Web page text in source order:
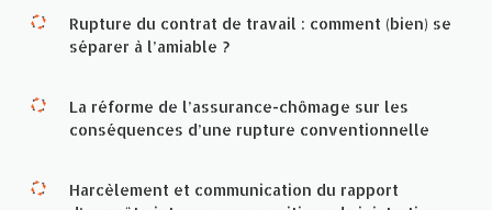
Rupture du contrat de travail : comment (bien) se
séparer à l’amiable ?
La réforme de l’assurance-chômage sur les
conséquences d’une rupture conventionnelle
Harcèlement et communication du rapport